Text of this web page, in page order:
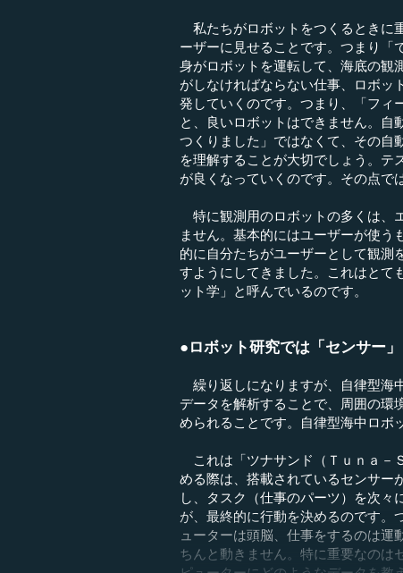
私たちがロボットをつくるときに
ーザーに見せることです。つまり「
身がロボットを運転して、海底の観
がしなければならない仕事、ロボッ
発していくのです。つまり、「フィ
と、良いロボットはできません。自
つくりました」ではなくて、その自
を理解することが大切でしょう。テ
が良くなっていくのです。その点で
特に観測用のロボットの多くは、
ません。基本的にはユーザーが使
的に自分たちがユーザーとして観測
すようにしてきました。これはとて
ット学」と呼んでいるのです。
●ロボット研究では「センサー
繰り返しになりますが、自律型海
データを解析することで、周囲の環
められることです。自律型海中ロボ
これは「ツナサンド（Ｔｕｎａ－
める際は、搭載されているセンサー
し、タスク（仕事のパーツ）を次々
が、最終的に行動を決めるのです。
ューターは頭脳、仕事をするのは運
ちんと動きません。特に重要なのは